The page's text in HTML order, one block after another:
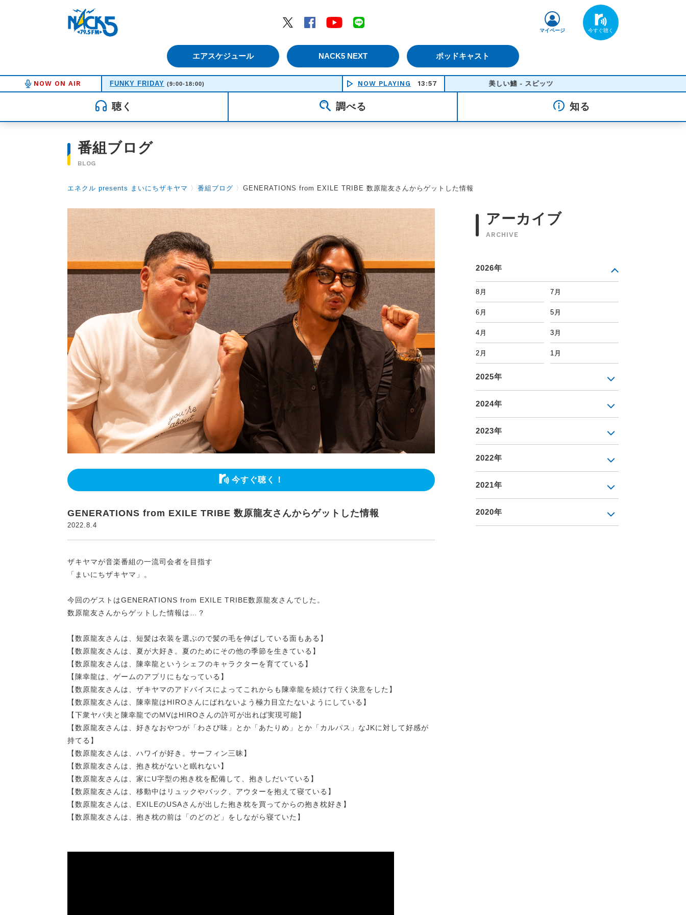
Twitter
Facebook YouTube
エアスケジュール NACK5 NEXT ポッドキャスト
マイページ
NOW ON AIR FUNKY FRIDAY (9:00-18:00) NOW PLAYING 13:57 美しい鰭 - スピッツ
聴く 調べる 知る
番組ブログ
BLOG
エネクル presents まいにちザキヤマ 〉 番組ブログ 〉 GENERATIONS from EXILE TRIBE 数原龍友さんからゲットした情報
今すぐ聴く！
GENERATIONS from EXILE TRIBE 数原龍友さんからゲットした情報
2022.8.4
ザキヤマが音楽番組の一流司会者を目指す
「まいにちザキヤマ」。
今回のゲストはGENERATIONS from EXILE TRIBE数原龍友さんでした。
数原龍友さんからゲットした情報は…？
【数原龍友さんは、短髪は衣装を選ぶので髪の毛を伸ばしている面もある】
【数原龍友さんは、夏が大好き。夏のためにその他の季節を生きている】
【数原龍友さんは、陳幸龍というシェフのキャラクターを育てている】
【陳幸龍は、ゲームのアプリにもなっている】
【数原龍友さんは、ザキヤマのアドバイスによってこれからも陳幸龍を続けて行く決意をした】
【数原龍友さんは、陳幸龍はHIROさんにばれないよう極力目立たないようにしている】
【下衆ヤバ夫と陳幸龍でのMVはHIROさんの許可が出れば実現可能】
【数原龍友さんは、好きなおやつが「わさび味」とか「あたりめ」とか「カルパス」なJKに対して好感が
持てる】
【数原龍友さんは、ハワイが好き。サーフィン三昧】
【数原龍友さんは、抱き枕がないと眠れない】
【数原龍友さんは、家にU字型の抱き枕を配備して、抱きしだいている】
【数原龍友さんは、移動中はリュックやバック、アウターを抱えて寝ている】
【数原龍友さんは、EXILEのUSAさんが出した抱き枕を買ってからの抱き枕好き】
【数原龍友さんは、抱き枕の前は「のどのど」をしながら寝ていた】
アーカイブ
ARCHIVE
2026年
8月 7月
6月 5月
4月 3月
2月 1月
2025年
2024年
2023年
2022年
2021年
2020年